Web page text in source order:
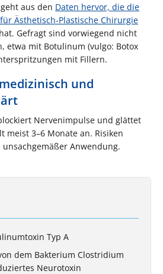
aus den Daten hervor, die die
Ästhetisch-Plastische Chirurgie
Gefragt sind vorwiegend nicht
etwa mit Botulinum (vulgo: Botox
mit Fillern.
und
Nervenimpulse und glättet
meist 3–6 Monate an. Risiken
Anwendung.
Typ A
dem Bakterium Clostridium
Neurotoxin